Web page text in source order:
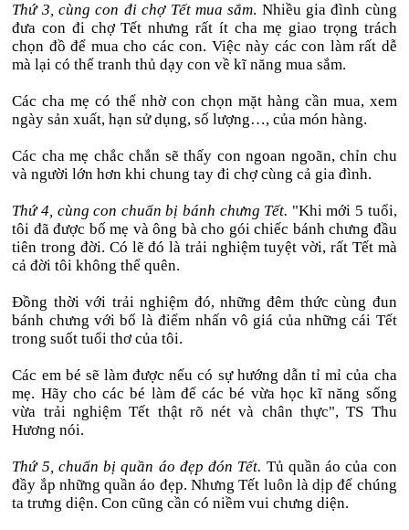
Thứ 3, cùng con đi chợ Tết mua sắm. Nhiều gia đình cùng
đưa con đi chợ Tết nhưng rất ít cha mẹ giao trọng trách
chọn đồ để mua cho các con. Việc này các con làm rất dễ
mà lại có thể tranh thủ dạy con về kĩ năng mua sắm.
Các cha mẹ có thể nhờ con chọn mặt hàng cần mua, xem
ngày sản xuất, hạn sử dụng, số lượng…, của món hàng.
Các cha mẹ chắc chắn sẽ thấy con ngoan ngoãn, chỉn chu
và người lớn hơn khi chung tay đi chợ cùng cả gia đình.
Thứ 4, cùng con chuẩn bị bánh chưng Tết. "Khi mới 5 tuổi,
tôi đã được bố mẹ và ông bà cho gói chiếc bánh chưng đầu
tiên trong đời. Có lẽ đó là trải nghiệm tuyệt vời, rất Tết mà
cả đời tôi không thể quên.
Đồng thời với trải nghiệm đó, những đêm thức cùng đun
bánh chưng với bố là điểm nhấn vô giá của những cái Tết
trong suốt tuổi thơ của tôi.
Các em bé sẽ làm được nếu có sự hướng dẫn tỉ mỉ của cha
mẹ. Hãy cho các bé làm để các bé vừa học kĩ năng sống
vừa trải nghiệm Tết thật rõ nét và chân thực", TS Thu
Hương nói.
Thứ 5, chuẩn bị quần áo đẹp đón Tết. Tủ quần áo của con
đầy ắp những quần áo đẹp. Nhưng Tết luôn là dịp để chúng
ta trưng diện. Con cũng cần có niềm vui chưng diện.